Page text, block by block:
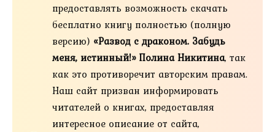
предоставлять возможность скачать
бесплатно книгу полностью (полную
версию) «Развод с драконом. Забудь
меня, истинный!» Полина Никитина, так
как это противоречит авторским правам.
Наш сайт призван информировать
читателей о книгах, предоставляя
интересное описание от сайта,